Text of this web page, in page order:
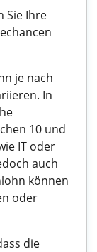
Sie Ihre
je nach
In
10 und
IT oder
auch
können
oder
die